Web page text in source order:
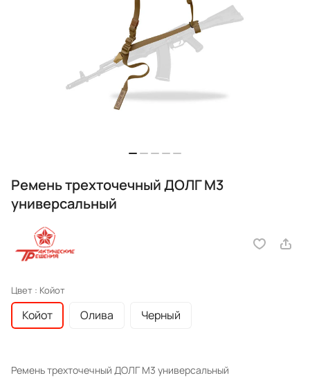
Ремень трехточечный ДОЛГ М3
универсальный
Цвет : Койот
Койот Олива Черный
Ремень трехточечный ДОЛГ М3 универсальный